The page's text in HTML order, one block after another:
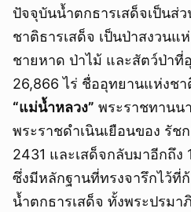
ปัจจุบันน้ำตกธารเสด็จเป็นส่
ชาติธารเสด็จ เป็นป่าสงวนแ
ชายหาด ป่าไม้ และสัตว์ป่า
26,866 ไร่ ชื่ออุทยานแห่งชา
“แม่น้ำหลวง” พระราชทานน
พระราชดำเนินเยือนของ รัช
2431 และเสด็จกลับมาอีกถึง
ซึ่งมีหลักฐานที่ทรงจารึกไว้ที่
น้ำตกธารเสด็จ ทั้งพระปรมา